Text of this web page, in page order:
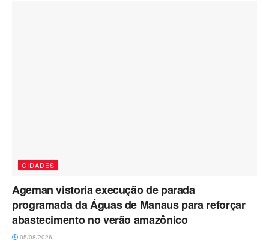
CIDADES
Ageman vistoria execução de parada
programada da Águas de Manaus para reforçar
abastecimento no verão amazônico
05/08/2026